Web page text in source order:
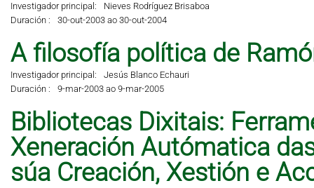
Investigador principal:
Nieves Rodríguez Brisaboa
Duración :
30-out-2003 ao 30-out-2004
A filosofía política de
Investigador principal:
Jesús Blanco Echauri
Duración :
9-mar-2003 ao 9-mar-2005
Bibliotecas Dixitais:
Xeneración Autómatica
súa Creación, Xestión e